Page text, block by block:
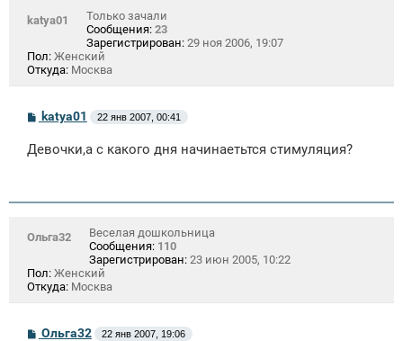
katya01
Только зачали
Сообщения: 23
Зарегистрирован: 29 ноя 2006, 19:07
Пол: Женский
Откуда: Москва
С
б
и
katya01 22 янв 2007, 00:41
Девочки,а с какого дня начинаетьтся стимуляция?
Ольга32
Веселая дошкольница
Сообщения: 110
Зарегистрирован: 23 июн 2005, 10:22
Пол: Женский
Откуда: Москва
СОльга32 22 янв 2007, 19:06